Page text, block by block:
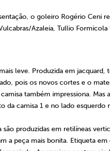
o goleiro Rogério Ceni
Azaleia, Tullio
leve. Produzida em
pois os novos cortes e o
também impressiona.
da camisa 1 e no lado esquerdo
são produzidas em retilíneas
a peça mais bonita. Etiqueta